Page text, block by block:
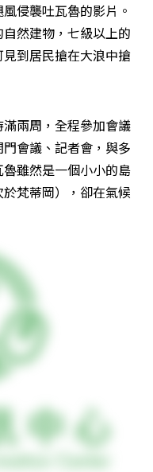
侵襲吐瓦魯的影片。
然建物，七級以上的
到居民搶在大浪中搶
兩周，全程參加會議
會議、記者會，與多
雖然是一個小小的島
梵蒂岡），卻在氣候